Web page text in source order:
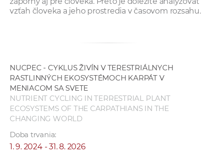
vzťah človeka a jeho prostredia v časovom rozsahu.
NUCPEC - CYKLUS ŽIVÍN V TERESTRIÁLNYCH
RASTLINNÝCH EKOSYSTÉMOCH KARPÁT V
MENIACOM SA SVETE
NUTRIENT CYCLING IN TERRESTRIAL PLANT
ECOSYSTEMS OF THE CARPATHIANS IN THE
CHANGING WORLD
Doba trvania:
1. 9. 2024 - 31. 8. 2026